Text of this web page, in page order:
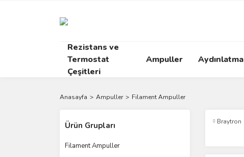
Rezistans ve
Termostat
Çeşitleri
Ampuller Aydınlatma
Anasayfa Ampuller Filament Ampuller
Ürün Grupları
Filament Ampuller
Braytron